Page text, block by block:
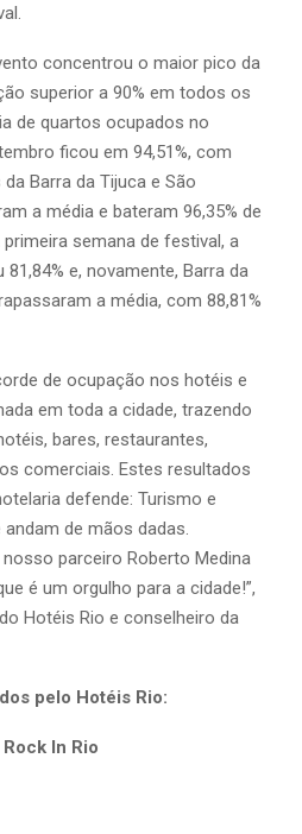
concentrou o maior pico da
superior a 90% em todos os
de quartos ocupados no
ficou em 94,51%, com
Barra da Tijuca e São
a média e bateram 96,35% de
semana de festival, a
e, novamente, Barra da
a média, com 88,81%
de ocupação nos hotéis e
em toda a cidade, trazendo
bares, restaurantes,
comerciais. Estes resultados
defende: Turismo e
de mãos dadas.
parceiro Roberto Medina
é um orgulho para a cidade!”,
Hotéis Rio e conselheiro da
pelo Hotéis Rio:
In Rio